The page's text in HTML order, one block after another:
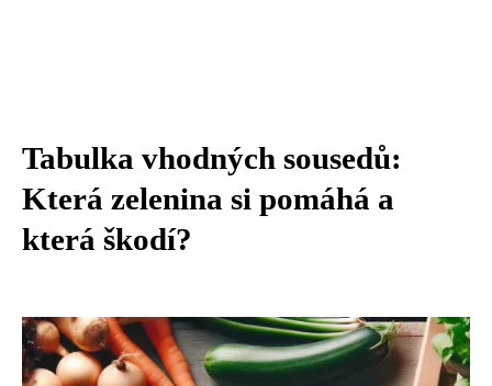
Tabulka vhodných sousedů:
Která zelenina si pomáhá a
která škodí?